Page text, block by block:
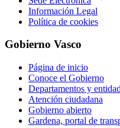
Información Legal
Política de cookies
Gobierno Vasco
Página de inicio
Conoce el Gobierno
Departamentos y
Atención ciudadana
Gobierno abierto
Gardena, portal de